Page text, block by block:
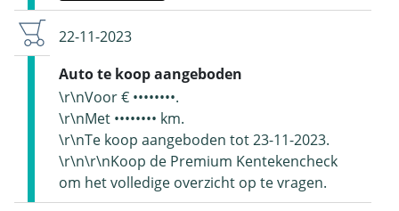
22-11-2023
Auto te koop aangeboden
\r\nVoor € ••••••••.
\r\nMet •••••••• km.
\r\nTe koop aangeboden tot 23-11-2023.
\r\n\r\nKoop de Premium Kentekencheck
om het volledige overzicht op te vragen.